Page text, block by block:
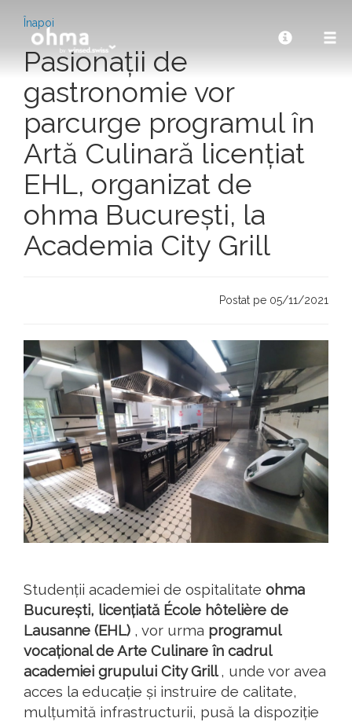
Înapoi
Pasionații de
gastronomie vor
parcurge programul în
Artă Culinară licențiat
EHL, organizat de
ohma București, la
Academia City Grill
Postat pe 05/11/2021
Studenții academiei de ospitalitate ohma
București, licențiată École hôtelière de
Lausanne (EHL) , vor urma programul
vocațional de Arte Culinare în cadrul
academiei grupului City Grill, unde vor avea
acces la educație și instruire de calitate,
mulțumită infrastructurii, pusă la dispoziție